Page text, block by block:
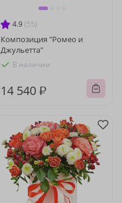
4.9 (55)
Композиция "Ромео и
Джульетта"
В наличии
14 540 ₽